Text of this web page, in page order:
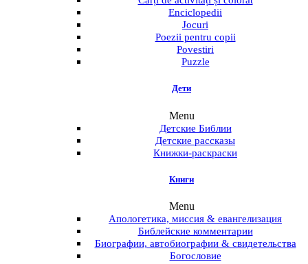
Enciclopedii
Jocuri
Poezii pentru copii
Povestiri
Puzzle
Дети
Menu
Детские Библии
Детские рассказы
Книжки-раскраски
Книги
Menu
Апологетика, миссия & евангелизация
Библейские комментарии
Биографии, автобиографии & свидетельства
Богословие